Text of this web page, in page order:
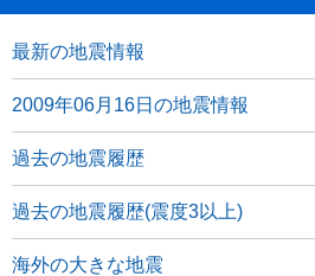
最新の地震情報
2009年06月16日の地震情報
過去の地震履歴
過去の地震履歴(震度3以上)
海外の大きな地震